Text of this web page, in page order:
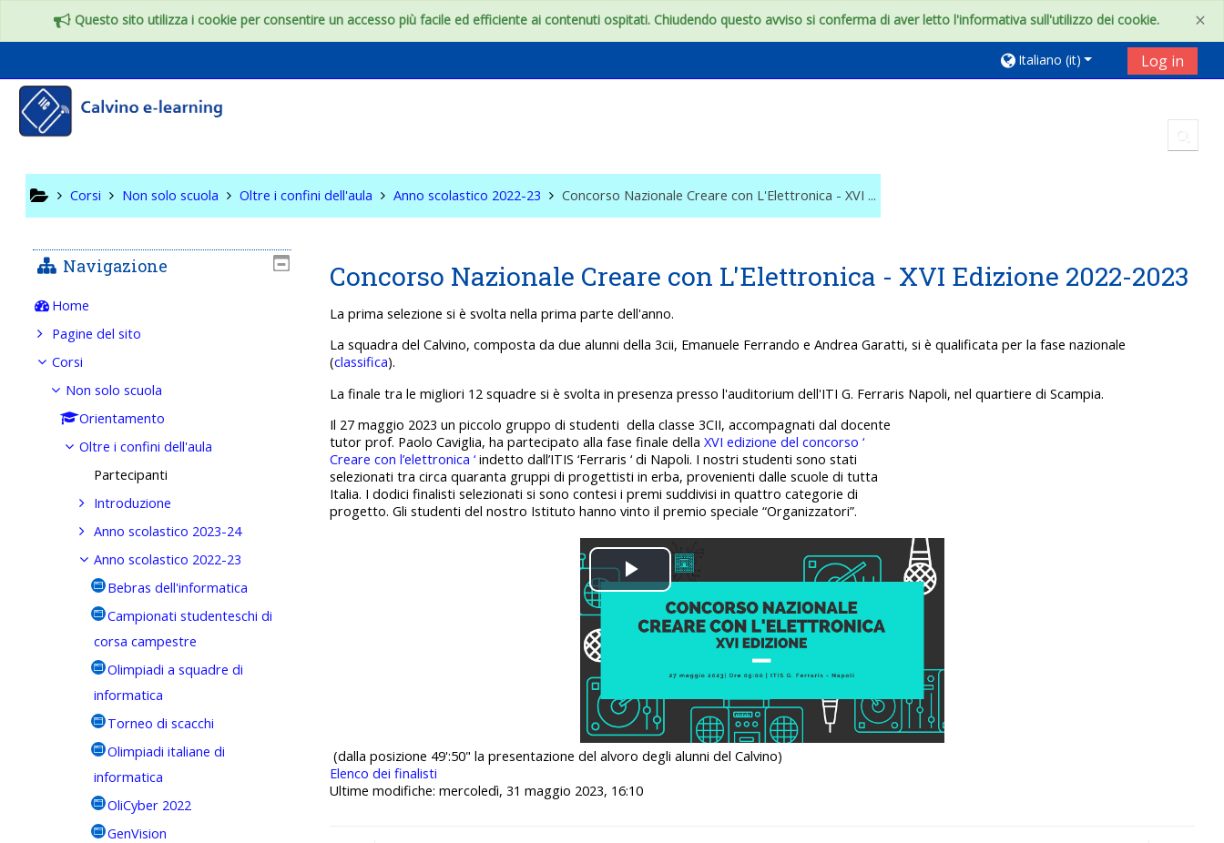
×
Questo sito utilizza i cookie per consentire un accesso più facile ed efficiente ai contenuti ospitati. Chiudendo questo avviso si conferma di aver letto l'informativa sull'utilizzo dei cookie.
Italiano ‎(it)‎ Log in
Corsi Non solo scuola Oltre i confini dell'aula Anno scolastico 2022-23 Concorso Nazionale Creare con L'Elettronica - XVI ...
Concorso Nazionale Creare con L'Elettronica - XVI Edizione 2022-2023
La prima selezione si è svolta nella prima parte dell'anno.
La squadra del Calvino, composta da due alunni della 3cii, Emanuele Ferrando e Andrea Garatti, si è qualificata per la fase nazionale
(classifica).
La finale tra le migliori 12 squadre si è svolta in presenza presso l'auditorium dell'ITI G. Ferraris Napoli, nel quartiere di Scampia.
Il 27 maggio 2023 un piccolo gruppo di studenti della classe 3CII, accompagnati dal docente
tutor prof. Paolo Caviglia, ha partecipato alla fase finale della XVI edizione del concorso ‘
Creare con l’elettronica ‘indetto dall’ITIS ‘Ferraris ‘ di Napoli. I nostri studenti sono stati
selezionati tra circa quaranta gruppi di progettisti in erba, provenienti dalle scuole di tutta
Italia. I dodici finalisti selezionati si sono contesi i premi suddivisi in quattro categorie di
progetto. Gli studenti del nostro Istituto hanno vinto il premio speciale “Organizzatori”.
Play
Video
(dalla posizione 49':50" la presentazione del alvoro degli alunni del Calvino)
Elenco dei finalisti
Ultime modifiche: mercoledì, 31 maggio 2023, 16:10
Navigazione
Home
Pagine del sito
Corsi
Non solo scuola
Orientamento
Oltre i confini dell'aula
Partecipanti
Introduzione
Anno scolastico 2023-24
Anno scolastico 2022-23
Bebras dell'informatica
Campionati studenteschi di
corsa campestre
Olimpiadi a squadre di
informatica
Torneo di scacchi
Olimpiadi italiane di
informatica
OliCyber 2022
GenVision